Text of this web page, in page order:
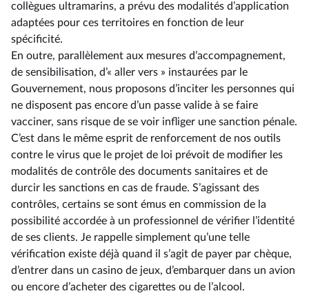
collègues ultramarins, a prévu des modalités d’application
adaptées pour ces territoires en fonction de leur
spécificité.
En outre, parallèlement aux mesures d’accompagnement,
de sensibilisation, d’« aller vers » instaurées par le
Gouvernement, nous proposons d’inciter les personnes qui
ne disposent pas encore d’un passe valide à se faire
vacciner, sans risque de se voir infliger une sanction pénale.
C’est dans le même esprit de renforcement de nos outils
contre le virus que le projet de loi prévoit de modifier les
modalités de contrôle des documents sanitaires et de
durcir les sanctions en cas de fraude. S’agissant des
contrôles, certains se sont émus en commission de la
possibilité accordée à un professionnel de vérifier l’identité
de ses clients. Je rappelle simplement qu’une telle
vérification existe déjà quand il s’agit de payer par chèque,
d’entrer dans un casino de jeux, d’embarquer dans un avion
ou encore d’acheter des cigarettes ou de l’alcool.